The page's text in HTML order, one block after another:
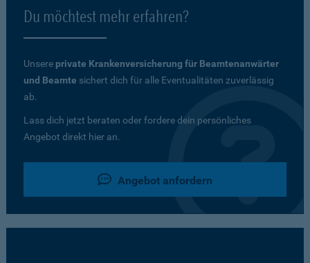
Du möchtest mehr erfahren?
Unsere private Krankenversicherung für Beamtenanwärter
und Beamte sichert dich für alle Eventualitäten zuverlässig
ab.
Lass dich jetzt beraten oder fordere dein persönliches
Angebot direkt hier an.
Angebot anfordern